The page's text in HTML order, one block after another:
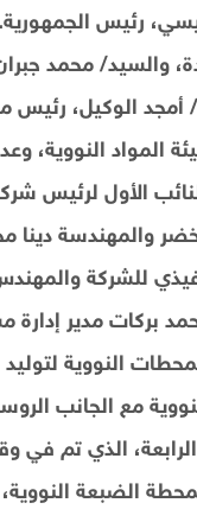
رئيس
والسيد/ محمد
أمجد الوكيل،
المواد النووية،
الأول لرئيس
والمهندسة دينا
للشركة
بركات مدير
النووية لتوليد
مع الجانب
الذي تم في
الضبعة